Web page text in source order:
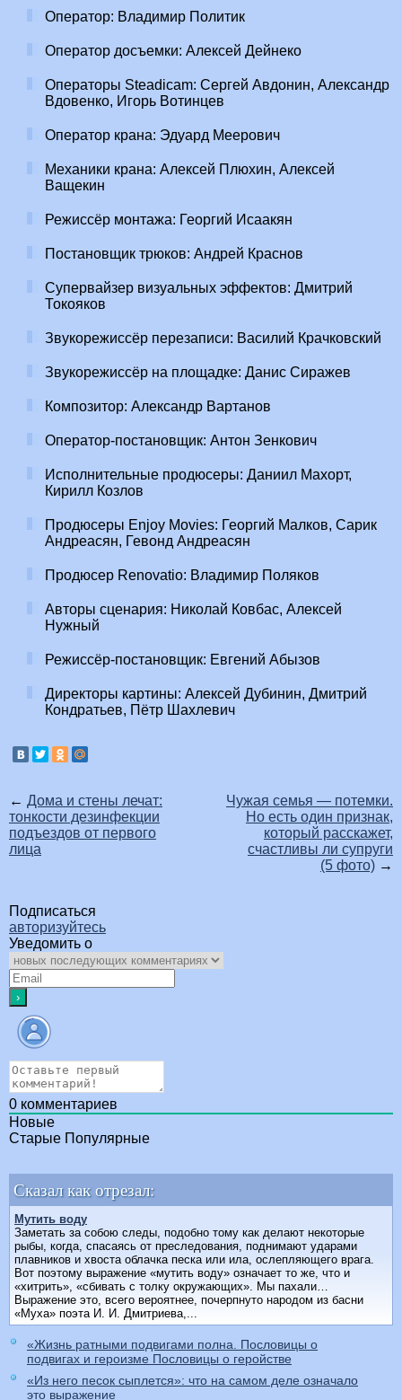
Оператор: Владимир Политик
Оператор досъемки: Алексей Дейнеко
Операторы Steadicam: Сергей Авдонин, Александр
Вдовенко, Игорь Вотинцев
Оператор крана: Эдуард Меерович
Механики крана: Алексей Плюхин, Алексей
Ващекин
Режиссёр монтажа: Георгий Исаакян
Постановщик трюков: Андрей Краснов
Супервайзер визуальных эффектов: Дмитрий
Токояков
Звукорежиссёр перезаписи: Василий Крачковский
Звукорежиссёр на площадке: Данис Сиражев
Композитор: Александр Вартанов
Оператор-постановщик: Антон Зенкович
Исполнительные продюсеры: Даниил Махорт,
Кирилл Козлов
Продюсеры Enjoy Movies: Георгий Малков, Сарик
Андреасян, Гевонд Андреасян
Продюсер Renovatio: Владимир Поляков
Авторы сценария: Николай Ковбас, Алексей
Нужный
Режиссёр-постановщик: Евгений Абызов
Директоры картины: Алексей Дубинин, Дмитрий
Кондратьев, Пётр Шахлевич
← Дома и стены лечат:
тонкости дезинфекции
подъездов от первого
лица
Чужая семья — потемки.
Но есть один признак,
который расскажет,
счастливы ли супруги
(5 фото) →
Подписаться
авторизуйтесь
Уведомить о
0 комментариев
Новые
Старые Популярные
Сказал как отрезал:
Мутить воду
Заметать за собою следы, подобно тому как делают некоторые
рыбы, когда, спасаясь от преследования, поднимают ударами
плавников и хвоста облачка песка или ила, ослепляющего врага.
Вот поэтому выражение «мутить воду» означает то же, что и
«хитрить», «сбивать с толку окружающих». Мы пахали…
Выражение это, всего вероятнее, почерпнуто народом из басни
«Муха» поэта И. И. Дмитриева,...
«Жизнь ратными подвигами полна. Пословицы о
подвигах и героизме Пословицы о геройстве
«Из него песок сыплется»: что на самом деле означало
это выражение